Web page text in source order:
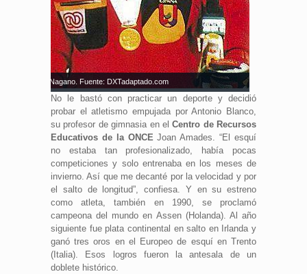
4 oros en Nagano. Fuente: DXTadaptado.com
No le bastó con practicar un deporte y decidió
probar el atletismo empujada por Antonio Blanco,
su profesor de gimnasia en elCentro de Recursos
Educativos de la ONCEJoan Amades. “El esquí
no estaba tan profesionalizado, había pocas
competiciones y solo entrenaba en los meses de
invierno. Así que me decanté por la velocidad y por
el salto de longitud”, confiesa. Y en su estreno
como atleta, también en 1990, se proclamó
campeona del mundo en Assen (Holanda). Al año
siguiente fue plata continental en salto en Irlanda y
ganó tres oros en el Europeo de esquí en Trento
(Italia). Esos logros fueron la antesala de un
doblete histórico.